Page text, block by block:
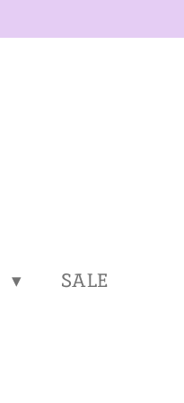
SALE